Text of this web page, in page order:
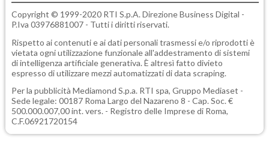
Copyright © 1999-2020 RTI S.p.A. Direzione Business Digital -
P.Iva 03976881007 - Tutti i diritti riservati.
Rispetto ai contenuti e ai dati personali trasmessi e/o riprodotti è
vietata ogni utilizzazione funzionale all'addestramento di sistemi
di intelligenza artificiale generativa. È altresì fatto divieto
espresso di utilizzare mezzi automatizzati di data scraping.
Per la pubblicità Mediamond S.p.a. RTI spa, Gruppo Mediaset -
Sede legale: 00187 Roma Largo del Nazareno 8 - Cap. Soc. €
500.000.007,00 int. vers. - Registro delle Imprese di Roma,
C.F.06921720154